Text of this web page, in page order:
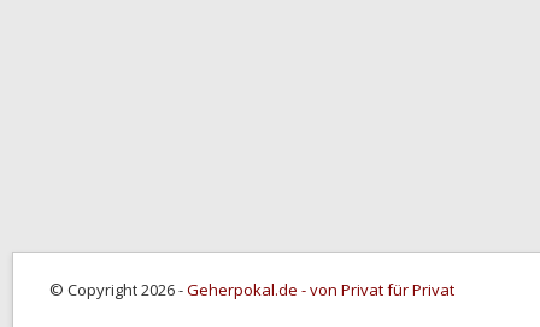
© Copyright 2026 -Geherpokal.de - von Privat für Privat